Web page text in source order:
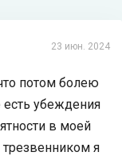
23 июн. 2024
потом болею
убеждения
в моей
я